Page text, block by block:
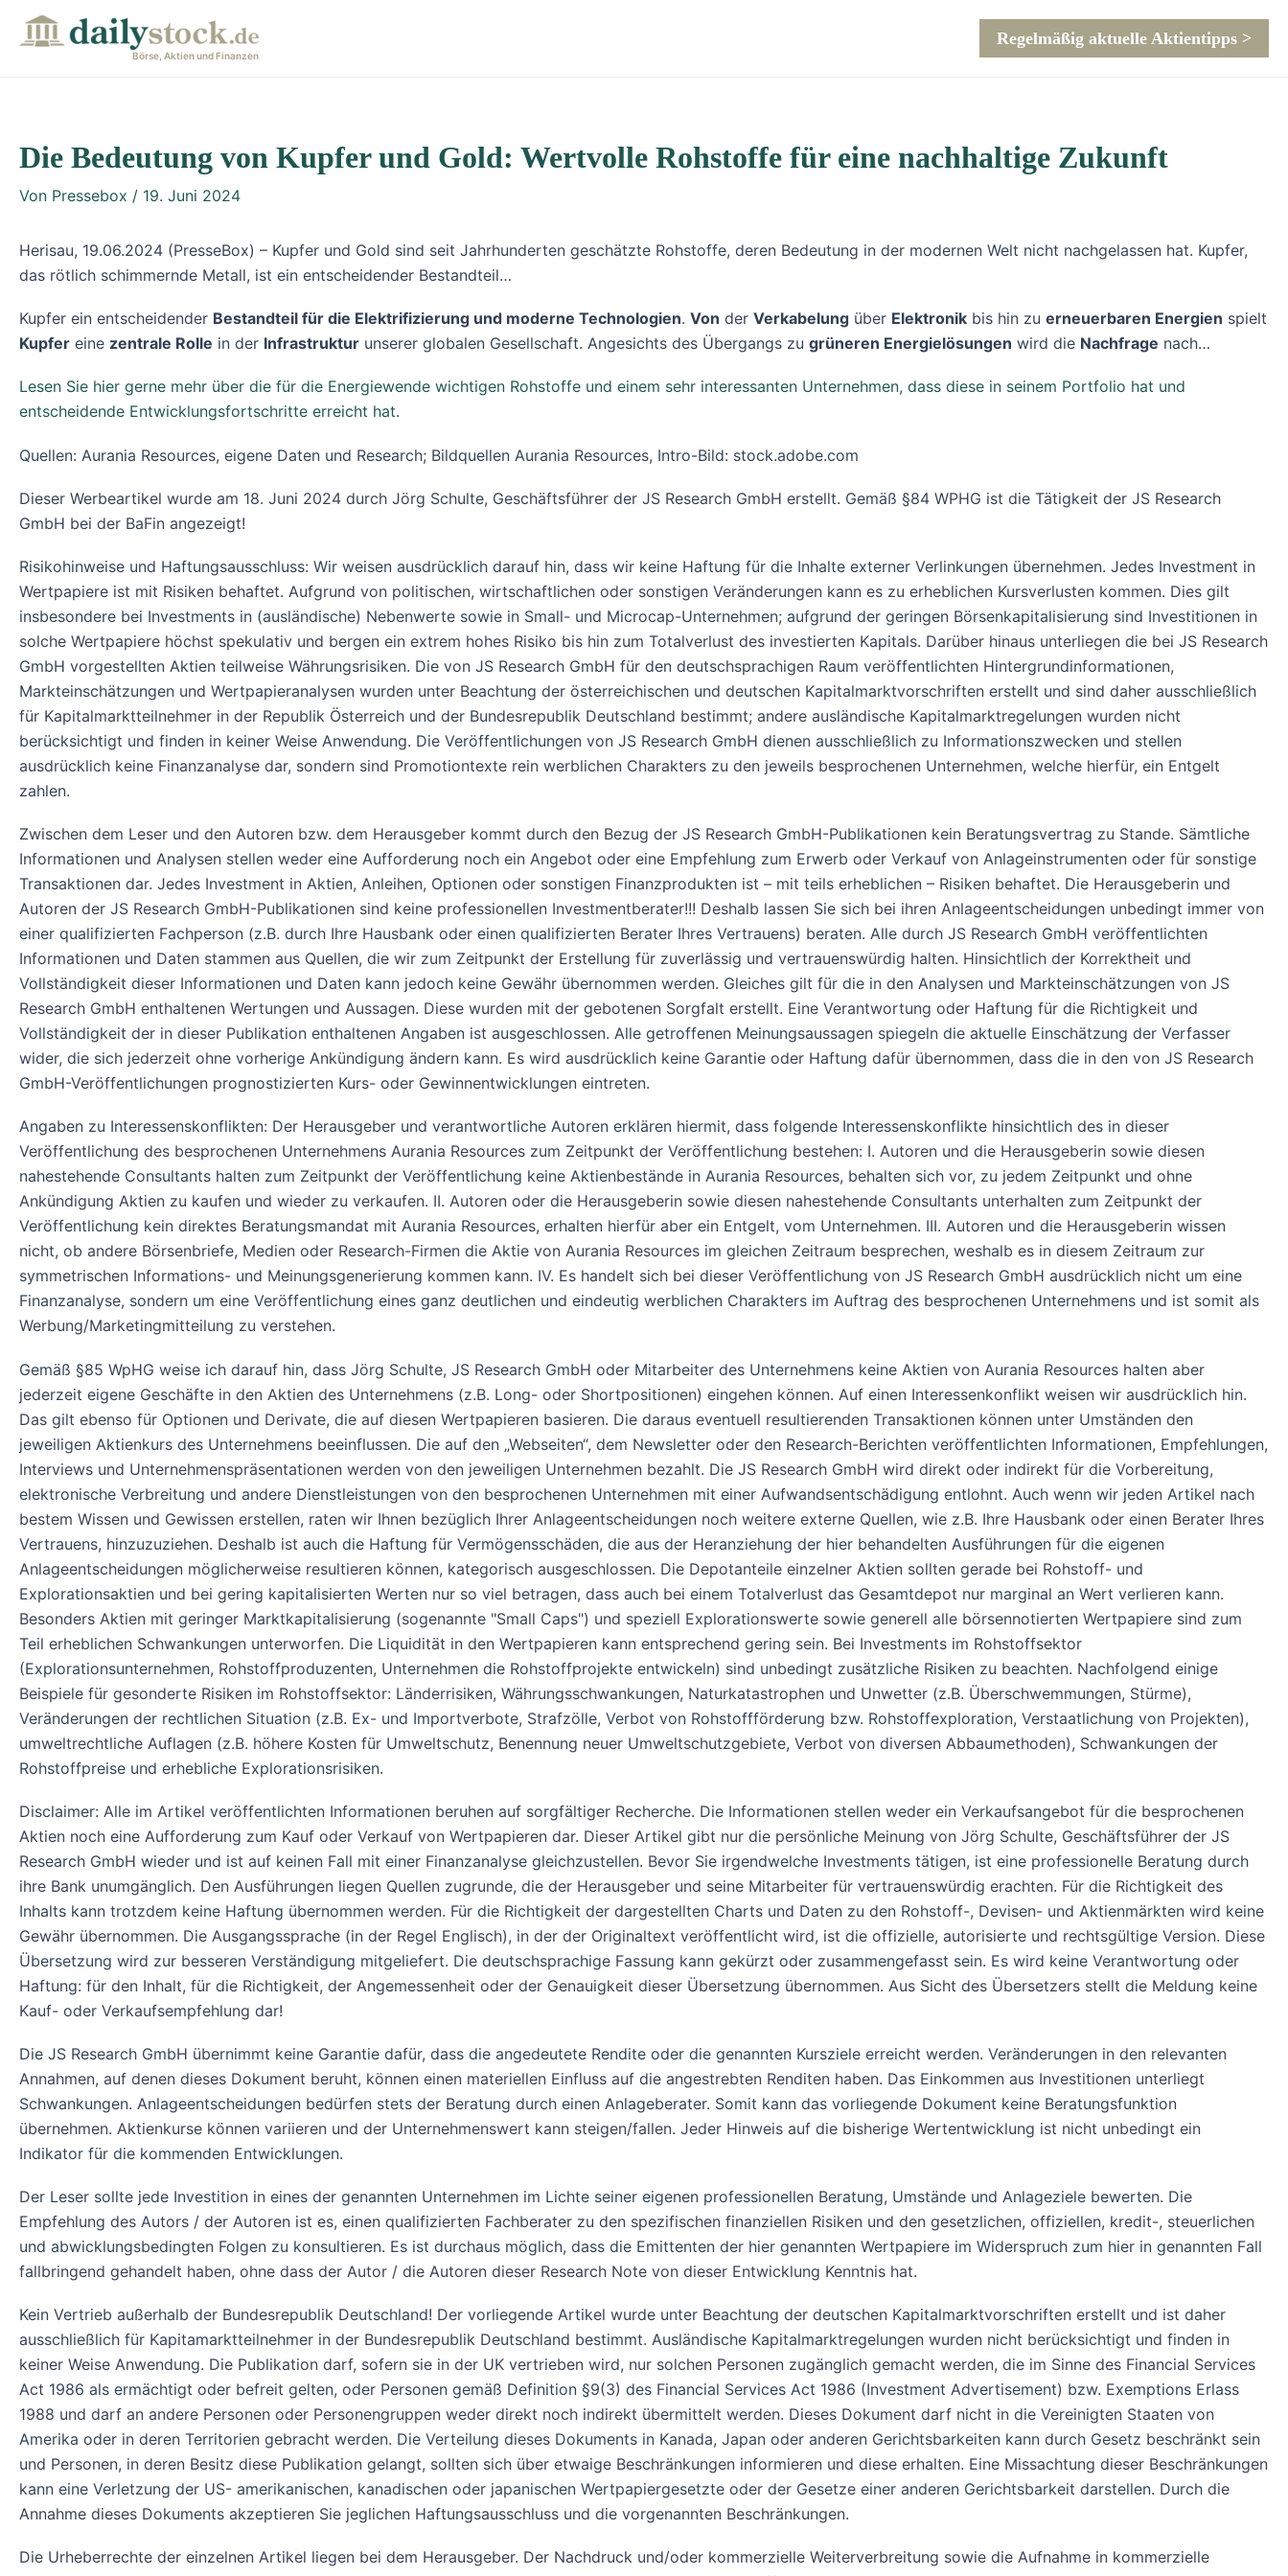
Inhalt
Börse, Aktien und Finanzen
Regelmäßig aktuelle Aktientipps >
Die Bedeutung von Kupfer und Gold: Wertvolle Rohstoffe für eine nachhaltige Zukunft
Von Pressebox / 19. Juni 2024
Herisau, 19.06.2024 (PresseBox) – Kupfer und Gold sind seit Jahrhunderten geschätzte Rohstoffe, deren Bedeutung in der modernen Welt nicht nachgelassen hat. Kupfer,
das rötlich schimmernde Metall, ist ein entscheidender Bestandteil…
Kupfer ein entscheidender Bestandteil für die Elektrifizierung und moderne Technologien. Von der Verkabelung über Elektronik bis hin zu erneuerbaren Energien spielt
Kupfer eine zentrale Rolle in der Infrastruktur unserer globalen Gesellschaft. Angesichts des Übergangs zu grüneren Energielösungen wird die Nachfrage nach…
Lesen Sie hier gerne mehr über die für die Energiewende wichtigen Rohstoffe und einem sehr interessanten Unternehmen, dass diese in seinem Portfolio hat und
entscheidende Entwicklungsfortschritte erreicht hat.
Quellen: Aurania Resources, eigene Daten und Research; Bildquellen Aurania Resources, Intro-Bild: stock.adobe.com
Dieser Werbeartikel wurde am 18. Juni 2024 durch Jörg Schulte, Geschäftsführer der JS Research GmbH erstellt. Gemäß §84 WPHG ist die Tätigkeit der JS Research
GmbH bei der BaFin angezeigt!
Risikohinweise und Haftungsausschluss: Wir weisen ausdrücklich darauf hin, dass wir keine Haftung für die Inhalte externer Verlinkungen übernehmen. Jedes Investment in
Wertpapiere ist mit Risiken behaftet. Aufgrund von politischen, wirtschaftlichen oder sonstigen Veränderungen kann es zu erheblichen Kursverlusten kommen. Dies gilt
insbesondere bei Investments in (ausländische) Nebenwerte sowie in Small- und Microcap-Unternehmen; aufgrund der geringen Börsenkapitalisierung sind Investitionen in
solche Wertpapiere höchst spekulativ und bergen ein extrem hohes Risiko bis hin zum Totalverlust des investierten Kapitals. Darüber hinaus unterliegen die bei JS Research
GmbH vorgestellten Aktien teilweise Währungsrisiken. Die von JS Research GmbH für den deutschsprachigen Raum veröffentlichten Hintergrundinformationen,
Markteinschätzungen und Wertpapieranalysen wurden unter Beachtung der österreichischen und deutschen Kapitalmarktvorschriften erstellt und sind daher ausschließlich
für Kapitalmarktteilnehmer in der Republik Österreich und der Bundesrepublik Deutschland bestimmt; andere ausländische Kapitalmarktregelungen wurden nicht
berücksichtigt und finden in keiner Weise Anwendung. Die Veröffentlichungen von JS Research GmbH dienen ausschließlich zu Informationszwecken und stellen
ausdrücklich keine Finanzanalyse dar, sondern sind Promotiontexte rein werblichen Charakters zu den jeweils besprochenen Unternehmen, welche hierfür, ein Entgelt
zahlen.
Zwischen dem Leser und den Autoren bzw. dem Herausgeber kommt durch den Bezug der JS Research GmbH-Publikationen kein Beratungsvertrag zu Stande. Sämtliche
Informationen und Analysen stellen weder eine Aufforderung noch ein Angebot oder eine Empfehlung zum Erwerb oder Verkauf von Anlageinstrumenten oder für sonstige
Transaktionen dar. Jedes Investment in Aktien, Anleihen, Optionen oder sonstigen Finanzprodukten ist – mit teils erheblichen – Risiken behaftet. Die Herausgeberin und
Autoren der JS Research GmbH-Publikationen sind keine professionellen Investmentberater!!! Deshalb lassen Sie sich bei ihren Anlageentscheidungen unbedingt immer von
einer qualifizierten Fachperson (z.B. durch Ihre Hausbank oder einen qualifizierten Berater Ihres Vertrauens) beraten. Alle durch JS Research GmbH veröffentlichten
Informationen und Daten stammen aus Quellen, die wir zum Zeitpunkt der Erstellung für zuverlässig und vertrauenswürdig halten. Hinsichtlich der Korrektheit und
Vollständigkeit dieser Informationen und Daten kann jedoch keine Gewähr übernommen werden. Gleiches gilt für die in den Analysen und Markteinschätzungen von JS
Research GmbH enthaltenen Wertungen und Aussagen. Diese wurden mit der gebotenen Sorgfalt erstellt. Eine Verantwortung oder Haftung für die Richtigkeit und
Vollständigkeit der in dieser Publikation enthaltenen Angaben ist ausgeschlossen. Alle getroffenen Meinungsaussagen spiegeln die aktuelle Einschätzung der Verfasser
wider, die sich jederzeit ohne vorherige Ankündigung ändern kann. Es wird ausdrücklich keine Garantie oder Haftung dafür übernommen, dass die in den von JS Research
GmbH-Veröffentlichungen prognostizierten Kurs- oder Gewinnentwicklungen eintreten.
Angaben zu Interessenskonflikten: Der Herausgeber und verantwortliche Autoren erklären hiermit, dass folgende Interessenskonflikte hinsichtlich des in dieser
Veröffentlichung des besprochenen Unternehmens Aurania Resources zum Zeitpunkt der Veröffentlichung bestehen: I. Autoren und die Herausgeberin sowie diesen
nahestehende Consultants halten zum Zeitpunkt der Veröffentlichung keine Aktienbestände in Aurania Resources, behalten sich vor, zu jedem Zeitpunkt und ohne
Ankündigung Aktien zu kaufen und wieder zu verkaufen. II. Autoren oder die Herausgeberin sowie diesen nahestehende Consultants unterhalten zum Zeitpunkt der
Veröffentlichung kein direktes Beratungsmandat mit Aurania Resources, erhalten hierfür aber ein Entgelt, vom Unternehmen. III. Autoren und die Herausgeberin wissen
nicht, ob andere Börsenbriefe, Medien oder Research-Firmen die Aktie von Aurania Resources im gleichen Zeitraum besprechen, weshalb es in diesem Zeitraum zur
symmetrischen Informations- und Meinungsgenerierung kommen kann. IV. Es handelt sich bei dieser Veröffentlichung von JS Research GmbH ausdrücklich nicht um eine
Finanzanalyse, sondern um eine Veröffentlichung eines ganz deutlichen und eindeutig werblichen Charakters im Auftrag des besprochenen Unternehmens und ist somit als
Werbung/Marketingmitteilung zu verstehen.
Gemäß §85 WpHG weise ich darauf hin, dass Jörg Schulte, JS Research GmbH oder Mitarbeiter des Unternehmens keine Aktien von Aurania Resources halten aber
jederzeit eigene Geschäfte in den Aktien des Unternehmens (z.B. Long- oder Shortpositionen) eingehen können. Auf einen Interessenkonflikt weisen wir ausdrücklich hin.
Das gilt ebenso für Optionen und Derivate, die auf diesen Wertpapieren basieren. Die daraus eventuell resultierenden Transaktionen können unter Umständen den
jeweiligen Aktienkurs des Unternehmens beeinflussen. Die auf den „Webseiten“, dem Newsletter oder den Research-Berichten veröffentlichten Informationen, Empfehlungen,
Interviews und Unternehmenspräsentationen werden von den jeweiligen Unternehmen bezahlt. Die JS Research GmbH wird direkt oder indirekt für die Vorbereitung,
elektronische Verbreitung und andere Dienstleistungen von den besprochenen Unternehmen mit einer Aufwandsentschädigung entlohnt. Auch wenn wir jeden Artikel nach
bestem Wissen und Gewissen erstellen, raten wir Ihnen bezüglich Ihrer Anlageentscheidungen noch weitere externe Quellen, wie z.B. Ihre Hausbank oder einen Berater Ihres
Vertrauens, hinzuzuziehen. Deshalb ist auch die Haftung für Vermögensschäden, die aus der Heranziehung der hier behandelten Ausführungen für die eigenen
Anlageentscheidungen möglicherweise resultieren können, kategorisch ausgeschlossen. Die Depotanteile einzelner Aktien sollten gerade bei Rohstoff- und
Explorationsaktien und bei gering kapitalisierten Werten nur so viel betragen, dass auch bei einem Totalverlust das Gesamtdepot nur marginal an Wert verlieren kann.
Besonders Aktien mit geringer Marktkapitalisierung (sogenannte "Small Caps") und speziell Explorationswerte sowie generell alle börsennotierten Wertpapiere sind zum
Teil erheblichen Schwankungen unterworfen. Die Liquidität in den Wertpapieren kann entsprechend gering sein. Bei Investments im Rohstoffsektor
(Explorationsunternehmen, Rohstoffproduzenten, Unternehmen die Rohstoffprojekte entwickeln) sind unbedingt zusätzliche Risiken zu beachten. Nachfolgend einige
Beispiele für gesonderte Risiken im Rohstoffsektor: Länderrisiken, Währungsschwankungen, Naturkatastrophen und Unwetter (z.B. Überschwemmungen, Stürme),
Veränderungen der rechtlichen Situation (z.B. Ex- und Importverbote, Strafzölle, Verbot von Rohstoffförderung bzw. Rohstoffexploration, Verstaatlichung von Projekten),
umweltrechtliche Auflagen (z.B. höhere Kosten für Umweltschutz, Benennung neuer Umweltschutzgebiete, Verbot von diversen Abbaumethoden), Schwankungen der
Rohstoffpreise und erhebliche Explorationsrisiken.
Disclaimer: Alle im Artikel veröffentlichten Informationen beruhen auf sorgfältiger Recherche. Die Informationen stellen weder ein Verkaufsangebot für die besprochenen
Aktien noch eine Aufforderung zum Kauf oder Verkauf von Wertpapieren dar. Dieser Artikel gibt nur die persönliche Meinung von Jörg Schulte, Geschäftsführer der JS
Research GmbH wieder und ist auf keinen Fall mit einer Finanzanalyse gleichzustellen. Bevor Sie irgendwelche Investments tätigen, ist eine professionelle Beratung durch
ihre Bank unumgänglich. Den Ausführungen liegen Quellen zugrunde, die der Herausgeber und seine Mitarbeiter für vertrauenswürdig erachten. Für die Richtigkeit des
Inhalts kann trotzdem keine Haftung übernommen werden. Für die Richtigkeit der dargestellten Charts und Daten zu den Rohstoff-, Devisen- und Aktienmärkten wird keine
Gewähr übernommen. Die Ausgangssprache (in der Regel Englisch), in der der Originaltext veröffentlicht wird, ist die offizielle, autorisierte und rechtsgültige Version. Diese
Übersetzung wird zur besseren Verständigung mitgeliefert. Die deutschsprachige Fassung kann gekürzt oder zusammengefasst sein. Es wird keine Verantwortung oder
Haftung: für den Inhalt, für die Richtigkeit, der Angemessenheit oder der Genauigkeit dieser Übersetzung übernommen. Aus Sicht des Übersetzers stellt die Meldung keine
Kauf- oder Verkaufsempfehlung dar!
Die JS Research GmbH übernimmt keine Garantie dafür, dass die angedeutete Rendite oder die genannten Kursziele erreicht werden. Veränderungen in den relevanten
Annahmen, auf denen dieses Dokument beruht, können einen materiellen Einfluss auf die angestrebten Renditen haben. Das Einkommen aus Investitionen unterliegt
Schwankungen. Anlageentscheidungen bedürfen stets der Beratung durch einen Anlageberater. Somit kann das vorliegende Dokument keine Beratungsfunktion
übernehmen. Aktienkurse können variieren und der Unternehmenswert kann steigen/fallen. Jeder Hinweis auf die bisherige Wertentwicklung ist nicht unbedingt ein
Indikator für die kommenden Entwicklungen.
Der Leser sollte jede Investition in eines der genannten Unternehmen im Lichte seiner eigenen professionellen Beratung, Umstände und Anlageziele bewerten. Die
Empfehlung des Autors / der Autoren ist es, einen qualifizierten Fachberater zu den spezifischen finanziellen Risiken und den gesetzlichen, offiziellen, kredit-, steuerlichen
und abwicklungsbedingten Folgen zu konsultieren. Es ist durchaus möglich, dass die Emittenten der hier genannten Wertpapiere im Widerspruch zum hier in genannten Fall
fallbringend gehandelt haben, ohne dass der Autor / die Autoren dieser Research Note von dieser Entwicklung Kenntnis hat.
Kein Vertrieb außerhalb der Bundesrepublik Deutschland! Der vorliegende Artikel wurde unter Beachtung der deutschen Kapitalmarktvorschriften erstellt und ist daher
ausschließlich für Kapitamarktteilnehmer in der Bundesrepublik Deutschland bestimmt. Ausländische Kapitalmarktregelungen wurden nicht berücksichtigt und finden in
keiner Weise Anwendung. Die Publikation darf, sofern sie in der UK vertrieben wird, nur solchen Personen zugänglich gemacht werden, die im Sinne des Financial Services
Act 1986 als ermächtigt oder befreit gelten, oder Personen gemäß Definition §9(3) des Financial Services Act 1986 (Investment Advertisement) bzw. Exemptions Erlass
1988 und darf an andere Personen oder Personengruppen weder direkt noch indirekt übermittelt werden. Dieses Dokument darf nicht in die Vereinigten Staaten von
Amerika oder in deren Territorien gebracht werden. Die Verteilung dieses Dokuments in Kanada, Japan oder anderen Gerichtsbarkeiten kann durch Gesetz beschränkt sein
und Personen, in deren Besitz diese Publikation gelangt, sollten sich über etwaige Beschränkungen informieren und diese erhalten. Eine Missachtung dieser Beschränkungen
kann eine Verletzung der US- amerikanischen, kanadischen oder japanischen Wertpapiergesetzte oder der Gesetze einer anderen Gerichtsbarkeit darstellen. Durch die
Annahme dieses Dokuments akzeptieren Sie jeglichen Haftungsausschluss und die vorgenannten Beschränkungen.
Die Urheberrechte der einzelnen Artikel liegen bei dem Herausgeber. Der Nachdruck und/oder kommerzielle Weiterverbreitung sowie die Aufnahme in kommerzielle
navigation